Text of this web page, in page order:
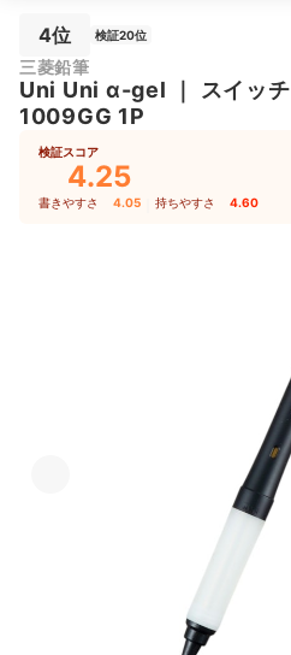
4位 検証20位
三菱鉛筆
Uni Uni α-gel スイッ
1009GG 1P
検証スコア
4.25
書きやすさ 4.05 持ちやすさ 4.60